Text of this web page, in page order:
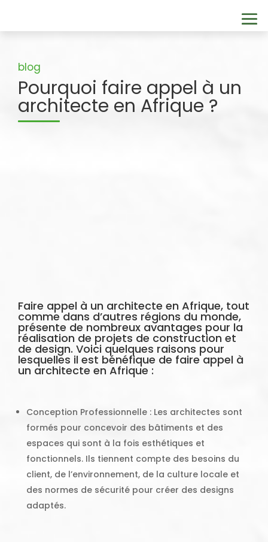
Pourquoi faire appel à un
architecte en Afrique ?
Faire appel à un architecte en Afrique, tout
comme dans d’autres régions du monde,
présente de nombreux avantages pour la
réalisation de projets de construction et
de design. Voici quelques raisons pour
lesquelles il est bénéfique de faire appel à
un architecte en Afrique :
Conception Professionnelle : Les architectes sont
formés pour concevoir des bâtiments et des
espaces qui sont à la fois esthétiques et
fonctionnels. Ils tiennent compte des besoins du
client, de l’environnement, de la culture locale et
des normes de sécurité pour créer des designs
adaptés.